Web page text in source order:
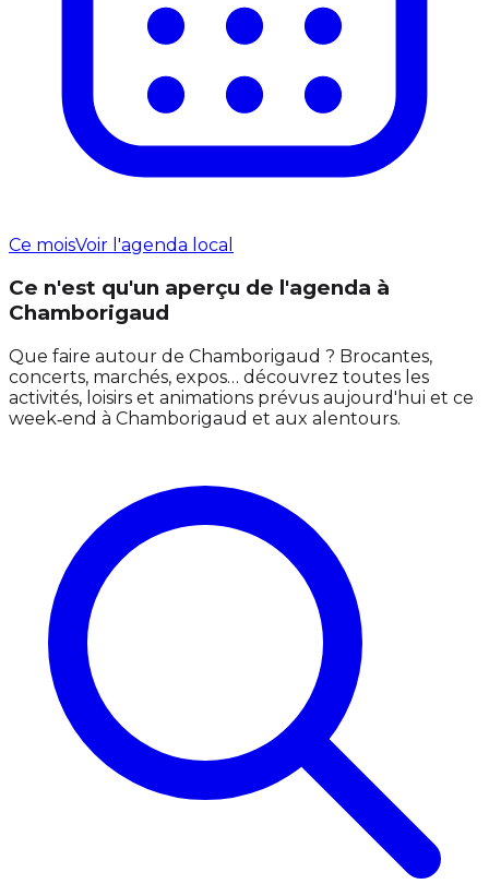
Ce moisVoir l'agenda local
Ce n'est qu'un aperçu de l'agenda à
Chamborigaud
Que faire autour de Chamborigaud ? Brocantes,
concerts, marchés, expos… découvrez toutes les
activités, loisirs et animations prévus aujourd'hui et ce
week‑end à Chamborigaud et aux alentours.